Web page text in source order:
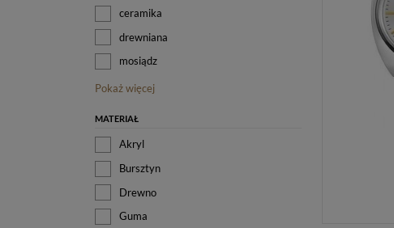
ceramika
drewniana
mosiądz
Pokaż więcej
MATERIAŁ
Akryl
Bursztyn
Drewno
Guma